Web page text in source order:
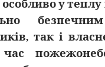
особливо у
так і